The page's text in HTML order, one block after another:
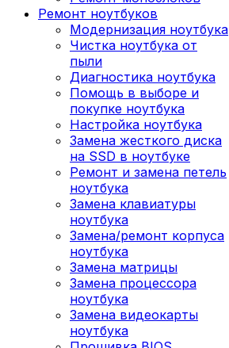
Ремонт ноутбуков
Модернизация ноутбука
Чистка ноутбука от
пыли
Диагностика ноутбука
Помощь в выборе и
покупке ноутбука
Настройка ноутбука
Замена жесткого диска
на SSD в ноутбуке
Ремонт и замена петель
ноутбука
Замена клавиатуры
ноутбука
Замена/ремонт корпуса
ноутбука
Замена матрицы
Замена процессора
ноутбука
Замена видеокарты
ноутбука